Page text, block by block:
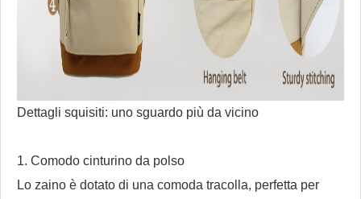
Dettagli squisiti: uno sguardo più da vicino
1. Comodo cinturino da polso
Lo zaino è dotato di una comoda tracolla, perfetta per